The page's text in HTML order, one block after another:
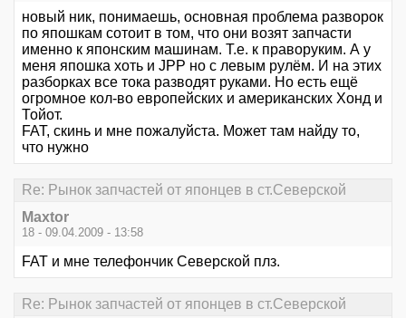
новый ник, понимаешь, основная проблема разворок
по япошкам сотоит в том, что они возят запчасти
именно к японским машинам. Т.е. к праворуким. А у
меня япошка хоть и JPP но с левым рулём. И на этих
разборках все тока разводят руками. Но есть ещё
огромное кол-во европейских и американских Хонд и
Тойот.
FAT, скинь и мне пожалуйста. Может там найду то,
что нужно
Re: Рынок запчастей от японцев в ст.Северской
Maxtor
18 - 09.04.2009 - 13:58
FAT и мне телефончик Северской плз.
Re: Рынок запчастей от японцев в ст.Северской